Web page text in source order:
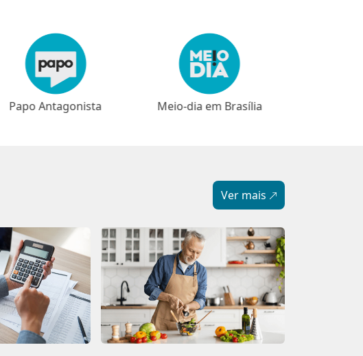
Meio-dia em Brasília ⁠⁠Narrativas
Ver mais